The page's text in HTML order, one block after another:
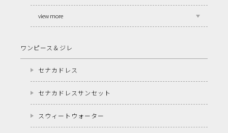
view more
ワンピース＆ジレ
セナカドレス
セナカドレスサンセット
スウィートウォーター